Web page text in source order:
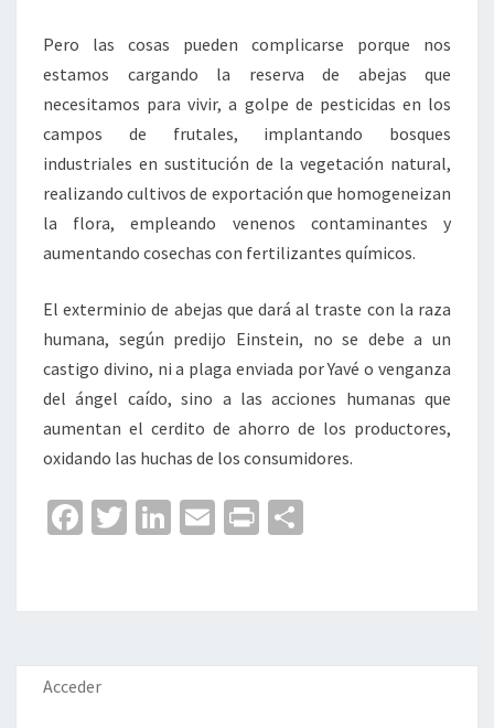
Pero las cosas pueden complicarse porque nos
estamos cargando la reserva de abejas que
necesitamos para vivir, a golpe de pesticidas en los
campos de frutales, implantando bosques
industriales en sustitución de la vegetación natural,
realizando cultivos de exportación que homogeneizan
la flora, empleando venenos contaminantes y
aumentando cosechas con fertilizantes químicos.
El exterminio de abejas que dará al traste con la raza
humana, según predijo Einstein, no se debe a un
castigo divino, ni a plaga enviada por Yavé o venganza
del ángel caído, sino a las acciones humanas que
aumentan el cerdito de ahorro de los productores,
oxidando las huchas de los consumidores.
Fa
o
o
k
T
er
Li
dI
n
E
l
Pr
p
ar
Acceder